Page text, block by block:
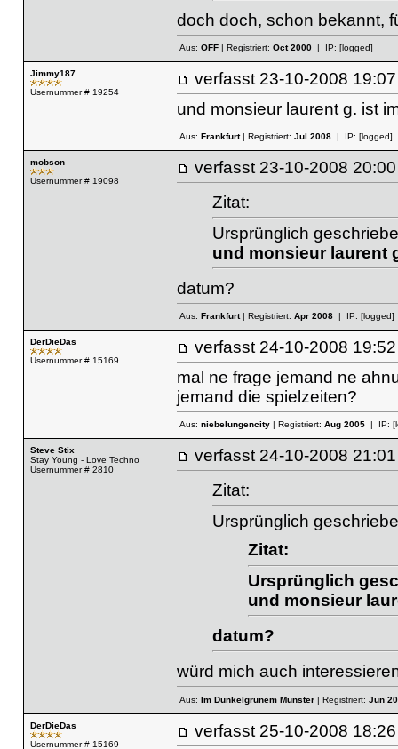
doch doch, schon bekannt,
Aus: OFF| Registriert: Oct 2000| IP: [logged]
Jimmy187
Usernummer # 19254
verfasst 23-10-2008
und monsieur laurent g. ist
Aus: Frankfurt| Registriert: Jul 2008| IP: [logged]
mobson
Usernummer # 19098
verfasst 23-10-2008
Zitat:
Ursprünglich
und monsieur laurent
datum?
Aus: Frankfurt| Registriert: Apr 2008| IP: [logged]
DerDieDas
Usernummer # 15169
verfasst 24-10-2008
mal ne frage jemand ne
jemand die spielzeiten?
Aus: niebelungencity| Registriert: Aug 2005| IP:
Steve Stix
Stay Young - Love Techno
Usernummer # 2810
verfasst 24-10-2008
Zitat:
Ursprünglich
Zitat:
Ursprünglich
und monsieur
datum?
würd mich auch
Aus: Im Dunkelgrünem Münster| Registriert: Jun
DerDieDas
Usernummer # 15169
verfasst 25-10-2008